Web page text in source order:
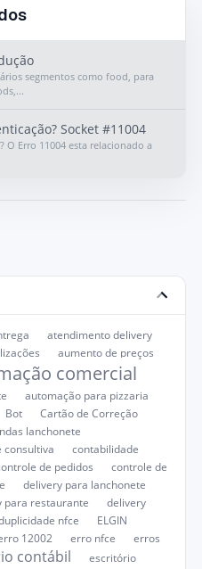
segmentos como food, para
Socket #11004
O Erro 11004 esta relacionado a
atendimento delivery
aumento de preços
comercial
automação para pizzaria
Bot
Cartão de Correção
lanchonete
consultiva
contabilidade
de pedidos
controle de
delivery para lanchonete
para restaurante
delivery
nfce
ELGIN
12002 erro nfce
erros
contábil
escritório